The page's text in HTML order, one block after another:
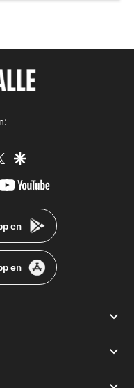
twittergoogle
youtube-
en
en